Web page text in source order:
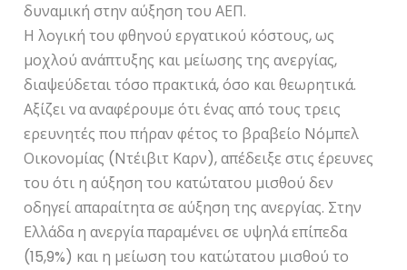
δυναμική στην αύξηση του ΑΕΠ.
Η λογική του φθηνού εργατικού κόστους, ως
μοχλού ανάπτυξης και μείωσης της ανεργίας,
διαψεύδεται τόσο πρακτικά, όσο και θεωρητικά.
Αξίζει να αναφέρουμε ότι ένας από τους τρεις
ερευνητές που πήραν φέτος το βραβείο Νόμπελ
Οικονομίας (Ντέιβιτ Καρν), απέδειξε στις έρευνες
του ότι η αύξηση του κατώτατου μισθού δεν
οδηγεί απαραίτητα σε αύξηση της ανεργίας. Στην
Ελλάδα η ανεργία παραμένει σε υψηλά επίπεδα
(15,9%) και η μείωση του κατώτατου μισθού το